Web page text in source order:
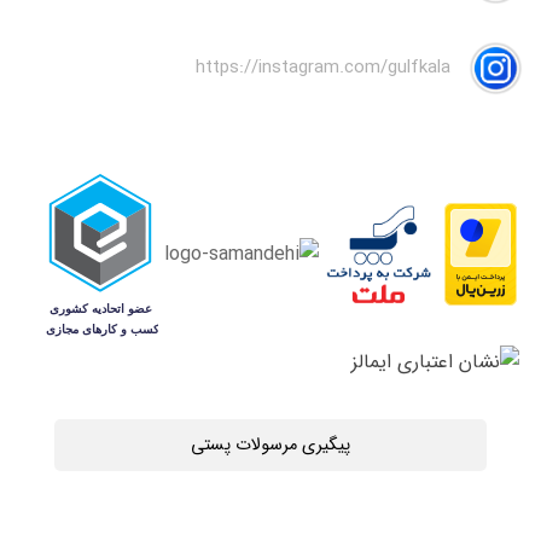
https://instagram.com/gulfkala
پیگیری مرسولات پستی